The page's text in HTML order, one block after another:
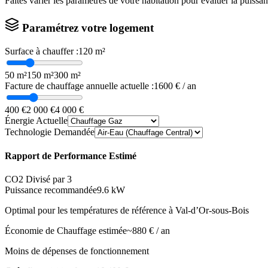
Paramétrez votre logement
Surface à chauffer :120 m²
50 m²150 m²300 m²
Facture de chauffage annuelle actuelle :1600 € / an
400 €2 000 €4 000 €
Énergie Actuelle
Technologie Demandée
Rapport de Performance Estimé
CO2 Divisé par 3
Puissance recommandée9.6 kW
Optimal pour les températures de référence à Val-d’Or-sous-Bois
Économie de Chauffage estimée~880 € / an
Moins de dépenses de fonctionnement